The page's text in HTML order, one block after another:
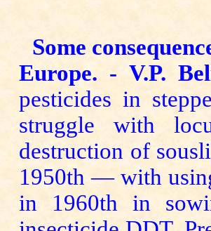
Some
Europe. - V.P.
pesticides in
struggle with
destruction of
1950th — with
in 1960th in